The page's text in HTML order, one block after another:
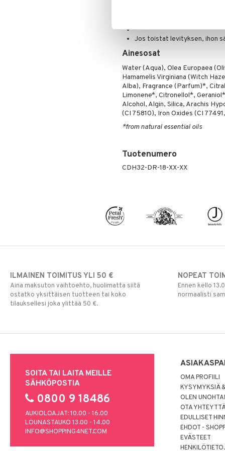
Värin voimakkuuden
Jos toistat levityksen, ihon
Ainesosat
Water (Aqua), Olea Europaea
Hamamelis Virginiana (Witch
Alba), Fragrance (Parfum)*,
Limonene*, Citronellol*,
Alcohol, Algin, Silica, Arachis
(CI 75810), Iron Oxides (CI
*from natural essential oils
Tuotenumero
CDH32-DR-18-XX-XX
ILMAINEN TOIMITUS YLI 50 €
Aina maksuton vaihtoehto, huolimatta siitä
ostatko yksittäisen tuotteen tai koko
tilauksellesi joka ylittää 50 €.
NOPEAT
Ennen kello
normaalisti
SOITA TAI LAITA MEILLE
SÄHKÖPOSTIA
0800 9 18486
AUKIOLOAJAT: 10.00 - 16.00
LOUNASTAUKO 13.00 - 14.00
INFO@SHOPPING4NET.COM
OMA PROFIILI
KYSYMYKSIÄ
OLEN
OTA
EDULLISET
EHDOT -
EVÄSTEET